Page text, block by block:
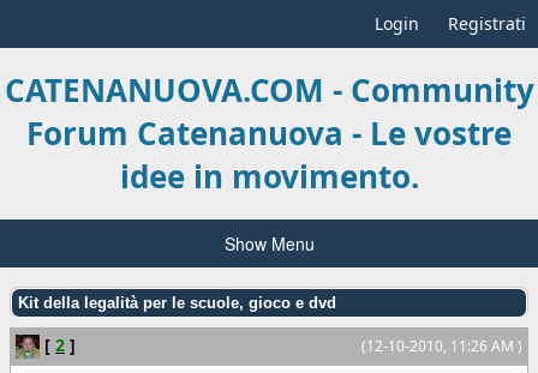
Login Registrati
CATENANUOVA.COM - Community
Forum Catenanuova - Le vostre
idee in movimento.
Show Menu
Kit della legalità per le scuole, gioco e dvd
(12-10-2010, 11:26 AM )
[ 2 ]